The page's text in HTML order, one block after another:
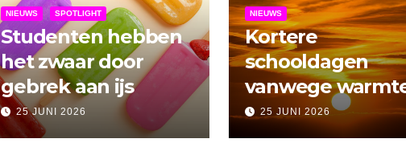
NIEUWS SPOTLIGHT
Studenten hebben
het zwaar door
gebrek aan ijs
25 JUNI 2026
NIEUWS
Kortere
schooldagen
vanwege
25 JUNI 2026